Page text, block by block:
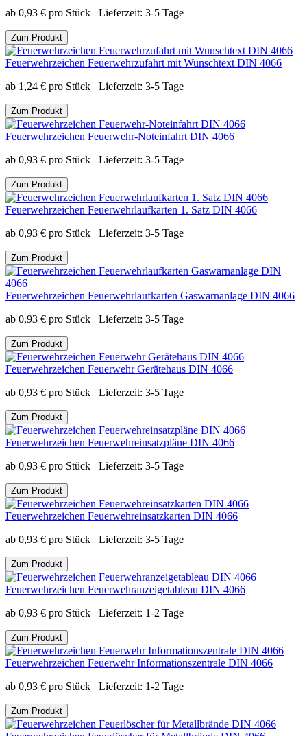
ab 0,93 € pro Stück Lieferzeit: 3-5 Tage
Zum Produkt
Feuerwehrzeichen Feuerwehrzufahrt mit Wunschtext DIN 4066
ab 1,24 € pro Stück Lieferzeit: 3-5 Tage
Zum Produkt
Feuerwehrzeichen Feuerwehr-Noteinfahrt DIN 4066
ab 0,93 € pro Stück Lieferzeit: 3-5 Tage
Zum Produkt
Feuerwehrzeichen Feuerwehrlaufkarten 1. Satz DIN 4066
ab 0,93 € pro Stück Lieferzeit: 3-5 Tage
Zum Produkt
Feuerwehrzeichen Feuerwehrlaufkarten Gaswarnanlage DIN 4066
ab 0,93 € pro Stück Lieferzeit: 3-5 Tage
Zum Produkt
Feuerwehrzeichen Feuerwehr Gerätehaus DIN 4066
ab 0,93 € pro Stück Lieferzeit: 3-5 Tage
Zum Produkt
Feuerwehrzeichen Feuerwehreinsatzpläne DIN 4066
ab 0,93 € pro Stück Lieferzeit: 3-5 Tage
Zum Produkt
Feuerwehrzeichen Feuerwehreinsatzkarten DIN 4066
ab 0,93 € pro Stück Lieferzeit: 3-5 Tage
Zum Produkt
Feuerwehrzeichen Feuerwehranzeigetableau DIN 4066
ab 0,93 € pro Stück Lieferzeit: 1-2 Tage
Zum Produkt
Feuerwehrzeichen Feuerwehr Informationszentrale DIN 4066
ab 0,93 € pro Stück Lieferzeit: 1-2 Tage
Zum Produkt